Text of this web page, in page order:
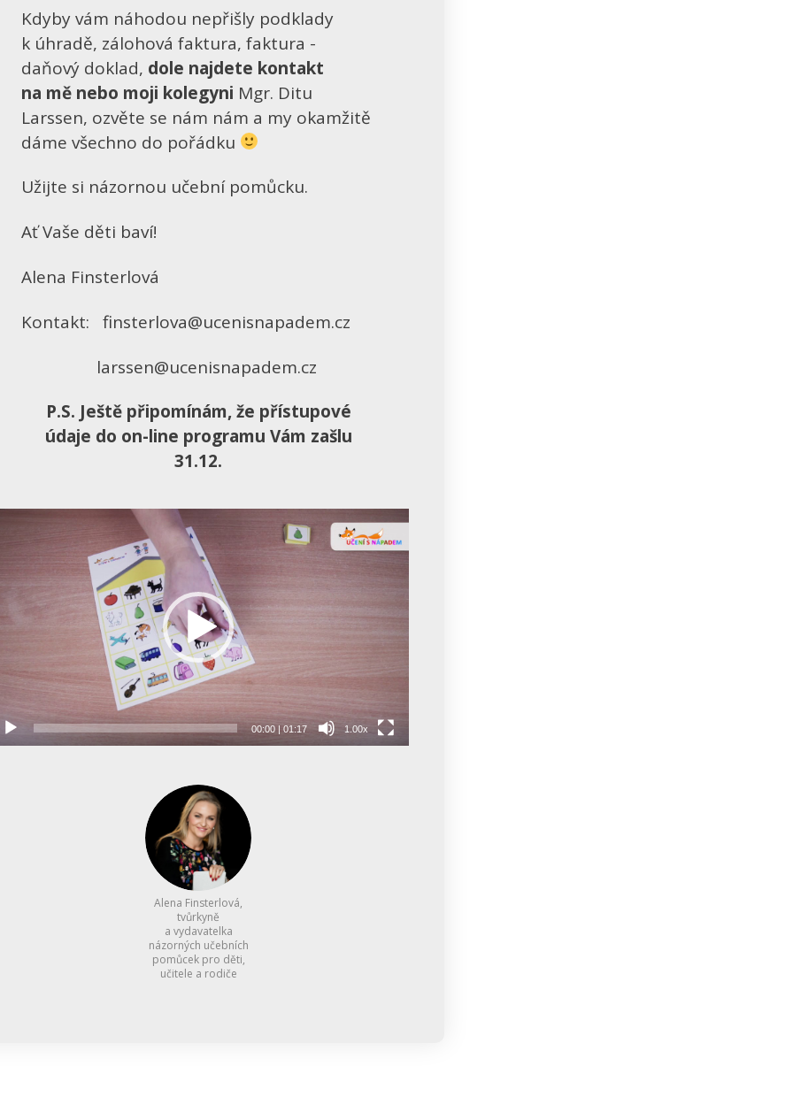
Kdyby vám náhodou nepřišly podklady
k úhradě, zálohová faktura, faktura -
daňový doklad, dole najdete kontakt
na mě nebo moji kolegyni Mgr. Ditu
Larssen, ozvěte se nám nám a my okamžitě
dáme všechno do pořádku
Užijte si názornou učební pomůcku.
Ať Vaše děti baví!
Alena Finsterlová
Kontakt: finsterlova@ucenisnapadem.cz
larssen@ucenisnapadem.cz
P.S. Ještě připomínám, že přístupové
údaje do on-line programu Vám zašlu
31.12.
00:00 | 01:17 1.00x
Alena Finsterlová,
tvůrkyně
a vydavatelka
názorných učebních
pomůcek pro děti,
učitele a rodiče